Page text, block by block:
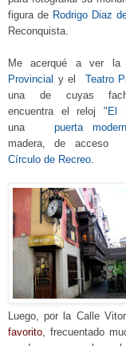
figura de Rodrigo Diaz
Reconquista.
Me acerqué a ver la
Provincial y el Teatro
una de cuyas
encuentra el reloj " El
una
puerta
madera, de accesoal
Círculo de Recreo.
Luego, por la Calle
favorito, frecuentado